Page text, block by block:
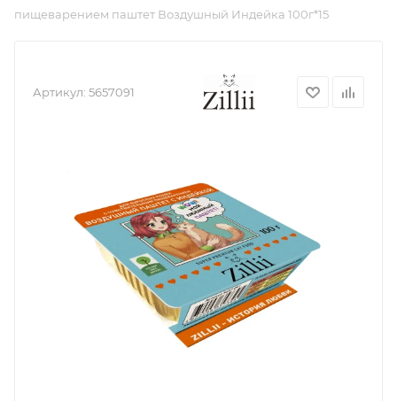
пищеварением паштет Воздушный Индейка 100г*15
Артикул: 5657091